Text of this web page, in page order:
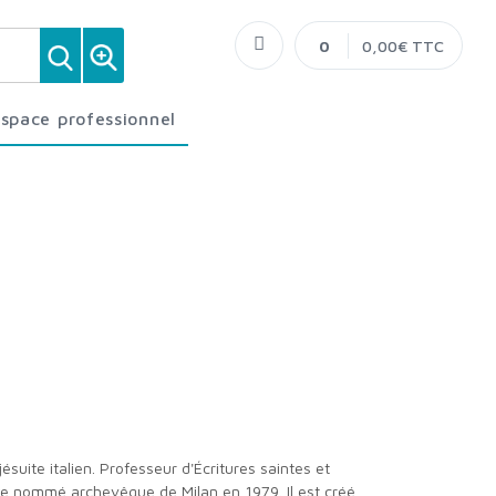
Espace professionnel
0 0,00€ TTC
archevêque de Milan en 1979. Il est créé